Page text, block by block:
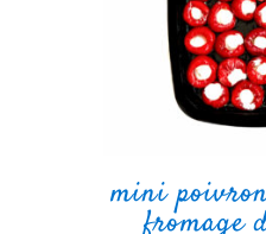
mini
fromage